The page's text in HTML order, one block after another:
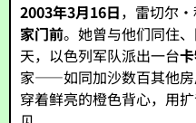
2003年3月16日，雷切尔·
家门前。她曾与他们同住
天，以色列军队派出一台
家——如同加沙数百其他房
穿着鲜亮的橙色背心，用